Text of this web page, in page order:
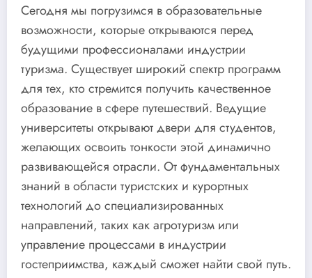
Сегодня мы погрузимся в образовательные
возможности, которые открываются перед
будущими профессионалами индустрии
туризма. Существует широкий спектр программ
для тех, кто стремится получить качественное
образование в сфере путешествий. Ведущие
университеты открывают двери для студентов,
желающих освоить тонкости этой динамично
развивающейся отрасли. От фундаментальных
знаний в области туристских и курортных
технологий до специализированных
направлений, таких как агротуризм или
управление процессами в индустрии
гостеприимства, каждый сможет найти свой путь.